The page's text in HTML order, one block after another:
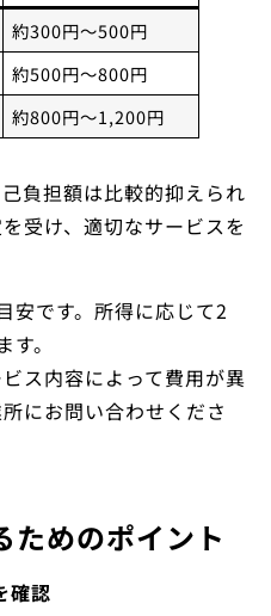
約300円～500円
約500円～800円
約800円～1,200円
負担額は比較的抑えられ
受け、適切なサービスを
です。所得に応じて2
。
ス内容によって費用が異
にお問い合わせくださ
ためのポイント
確認